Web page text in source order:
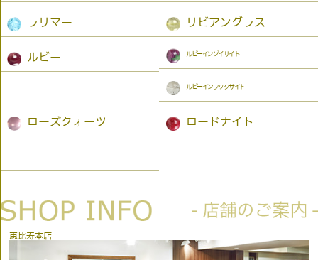
ラリマー リビアングラス
ルビー ルビーインゾイサイト
ルビーインフックサイト
ローズクォーツ ロードナイト
恵比寿本店